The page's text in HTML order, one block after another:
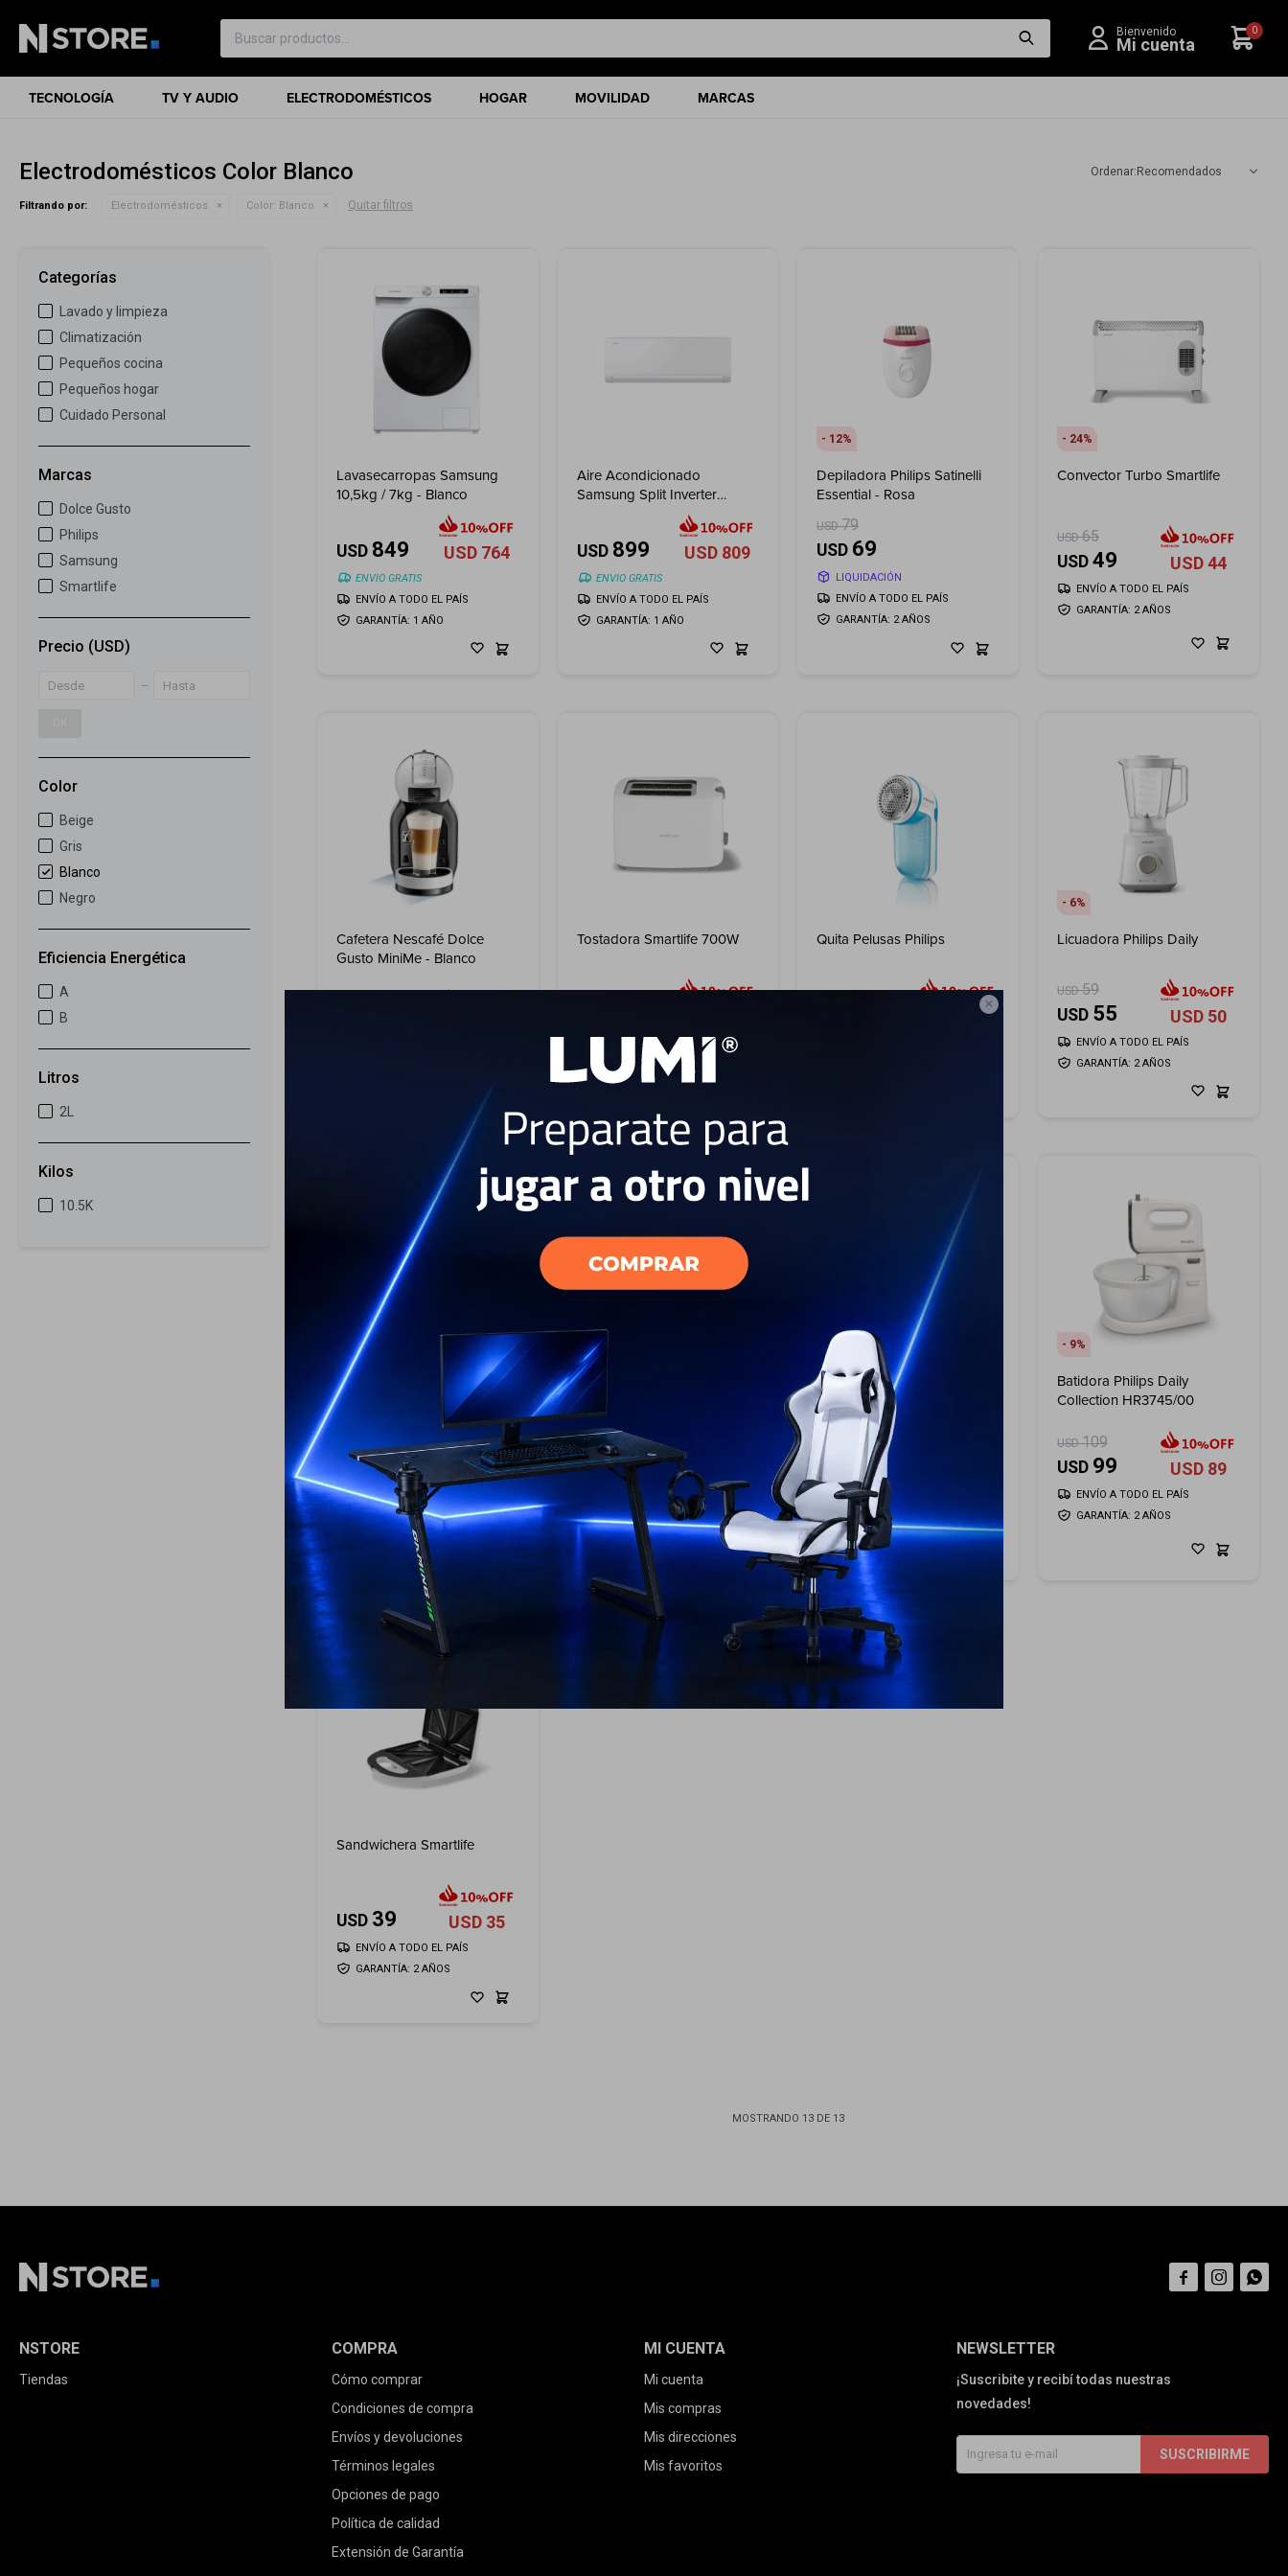

TECNOLOGÍA TV Y AUDIO ELECTRODOMÉSTICOS HOGAR MOVILIDAD MARCAS
0
Electrodomésticos Color Blanco Recomendados
Filtrando por: Electrodomésticos Color: Blanco Quitar filtros
Lavasecarropas Samsung
10,5kg / 7kg - Blanco
USD 849 USD 764
ENVIO GRATIS
GARANTÍA: 1 AÑO
ENVÍO A TODO EL PAÍS
Aire Acondicionado
Samsung Split Inverter
Frío/Calor 18.000 BTU
USD 899 USD 809
ENVIO GRATIS
GARANTÍA: 1 AÑO
ENVÍO A TODO EL PAÍS
12
Depiladora Philips Satinelli
Essential - Rosa
USD 79
USD 69
LIQUIDACIÓN
GARANTÍA: 2 AÑOS
ENVÍO A TODO EL PAÍS
24
Convector Turbo Smartlife
USD 65
USD 49 USD 44
GARANTÍA: 2 AÑOS
ENVÍO A TODO EL PAÍS
Cafetera Nescafé Dolce
Gusto MiniMe - Blanco
Tostadora Smartlife 700W
GARANTÍA: 2 AÑOS
ENVÍO A TODO EL PAÍS
Quita Pelusas Philips
23
6
Licuadora Philips Daily
USD 59
USD 55 USD 50
GARANTÍA: 2 AÑOS
ENVÍO A TODO EL PAÍS
Exprimidor Philips 500ML
USD 45 USD41
GARANTÍA: 2 AÑOS
ENVÍO A TODO EL PAÍS
Lavavajillas Samsung -
Blanco 13 Cubiertos
USD 849 USD
ENVIO GRATIS
GARANTÍA: 1 AÑO
ENVÍO A TODO EL PAÍS
16
Batidora Smartlife Planetaria
USD 239
USD 199
GARANTÍA: 2 AÑOS
ENVÍO A TODO EL PAÍS
9
Batidora Philips Daily
Collection HR3745/00
USD 109
USD 99 USD 89
GARANTÍA: 2 AÑOS
ENVÍO A TODO EL PAÍS
Sandwichera Smartlife
USD 39 USD 35
GARANTÍA: 2 AÑOS
ENVÍO A TODO EL PAÍS
MOSTRANDO 13DE 13
Categorías
Lavado y limpieza
Climatización
Pequeños cocina
Pequeños hogar
Cuidado Personal
Marcas
Dolce Gusto
Philips
Samsung
Smartlife
Precio (USD)
Color
Beige
Gris
Blanco
Negro
Eficiencia Energética
A
B
Litros
2L
Kilos
10.5K
NEWSLETTER
¡Suscribite y recibí todas nuestras
novedades!
SUSCRIBIRME
NSTORE
Tiendas
COMPRA
Cómo comprar
Condiciones de compra
Envíos y devoluciones
Términos legales
Opciones de pago
Política de calidad
Extensión de Garantía
MI CUENTA
Mi cuenta
Mis compras
Mis direcciones
Mis favoritos
  